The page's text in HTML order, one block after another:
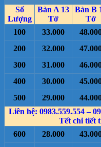
Số
Lượng
Bàn A 13
Tờ
Bàn B
Tờ
100 33.000
200
32.000
300
31.000
400
30.000
500
29.000
Liên hệ: 0983.559.554 –
Tết chi tiết
600
28.000